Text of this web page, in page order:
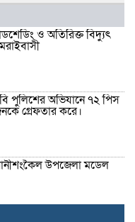
ও অতিরিক্ত বিদ্যুৎ
পুলিশের অভিযানে ৭২ পিস
গ্রেফতার করে।
উপজেলা মডেল